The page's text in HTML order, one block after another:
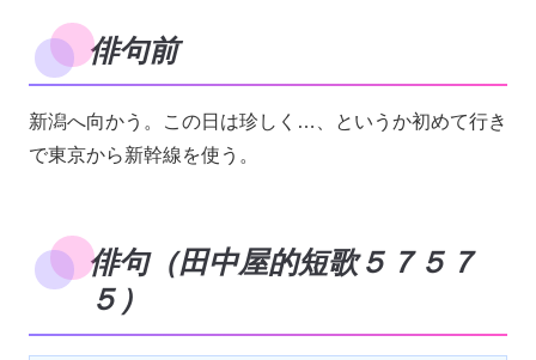
俳句前
新潟へ向かう。この日は珍しく…、というか初めて行き
で東京から新幹線を使う。
俳句（田中屋的短歌５７５７
５）